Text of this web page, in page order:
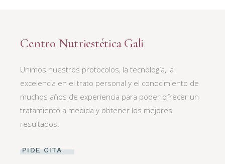
Centro Nutriestética Gali
Unimos nuestros protocolos, la tecnología, la
excelencia en el trato personal y el conocimiento de
muchos años de experiencia para poder ofrecer un
tratamiento a medida y obtener los mejores
resultados.
PIDE CITA